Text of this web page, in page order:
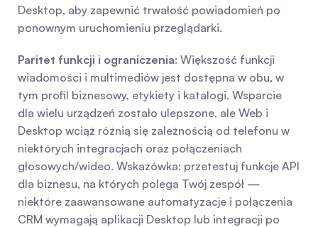
Desktop, aby zapewnić trwałość powiadomień po
ponownym uruchomieniu przeglądarki.
Paritet funkcji i ograniczenia: Większość funkcji
wiadomości i multimediów jest dostępna w obu, w
tym profil biznesowy, etykiety i katalogi. Wsparcie
dla wielu urządzeń zostało ulepszone, ale Web i
Desktop wciąż różnią się zależnością od telefonu w
niektórych integracjach oraz połączeniach
głosowych/wideo. Wskazówka: przetestuj funkcje API
dla biznesu, na których polega Twój zespół —
niektóre zaawansowane automatyzacje i połączenia
CRM wymagają aplikacji Desktop lub integracji po